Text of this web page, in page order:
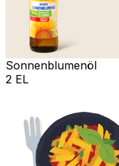
Sonnenblumenöl
2 EL